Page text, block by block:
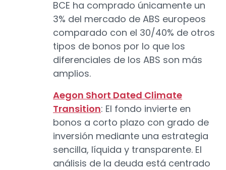
BCE ha comprado únicamente un
3% del mercado de ABS europeos
comparado con el 30/40% de otros
tipos de bonos por lo que los
diferenciales de los ABS son más
amplios.
Aegon Short Dated Climate
Transition: El fondo invierte en
bonos a corto plazo con grado de
inversión mediante una estrategia
sencilla, líquida y transparente. El
análisis de la deuda está centrado